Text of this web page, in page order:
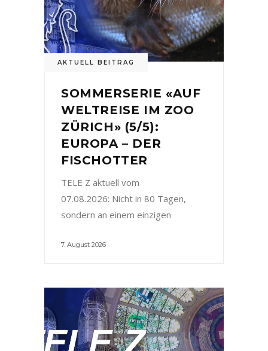
AKTUELL BEITRAG
SOMMERSERIE «AUF
WELTREISE IM ZOO
ZÜRICH» (5/5):
EUROPA – DER
FISCHOTTER
TELE Z aktuell vom
07.08.2026: Nicht in 80 Tagen,
sondern an einem einzigen
7. August 2026